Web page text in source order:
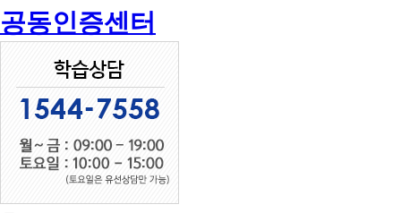
공동인증센터